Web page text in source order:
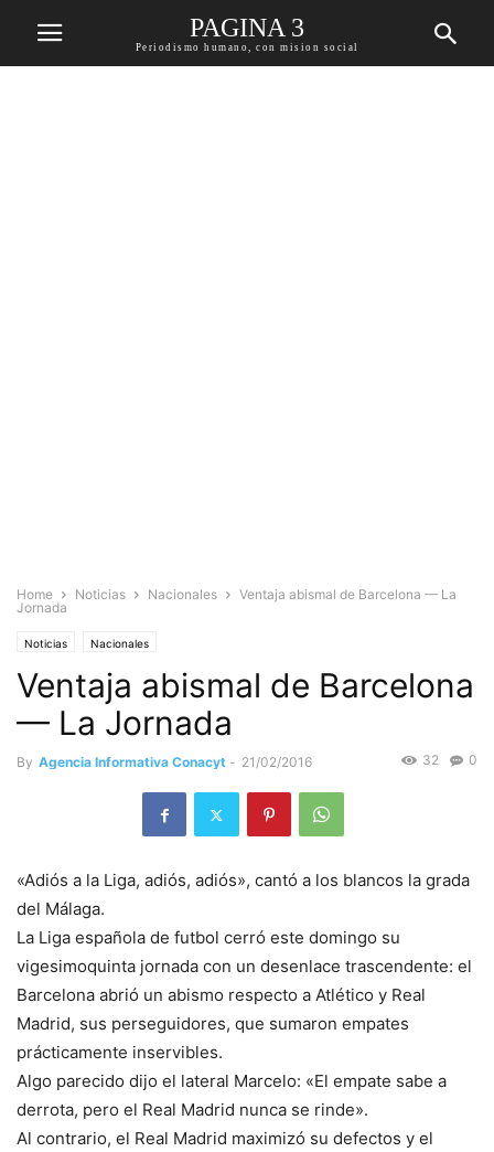
PAGINA 3
Periodismo humano, con mision social
Home Noticias Nacionales
Ventaja abismal de Barcelona — La
Jornada
Noticias Nacionales
Ventaja abismal de Barcelona
— La Jornada
By Agencia Informativa Conacyt - 21/02/2016 0
32
«Adiós a la Liga, adiós, adiós», cantó a los blancos la grada
del Málaga.
La Liga española de futbol cerró este domingo su
vigesimoquinta jornada con un desenlace trascendente: el
Barcelona abrió un abismo respecto a Atlético y Real
Madrid, sus perseguidores, que sumaron empates
prácticamente inservibles.
Algo parecido dijo el lateral Marcelo: «El empate sabe a
derrota, pero el Real Madrid nunca se rinde».
Al contrario, el Real Madrid maximizó su defectos y el